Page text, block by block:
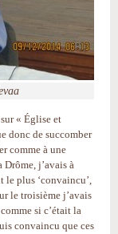
« Église et
donc de succomber
comme à une
Drôme, j’avais à
le plus ‘convaincu’,
le troisième j’avais
si c’était la
convaincu que ces